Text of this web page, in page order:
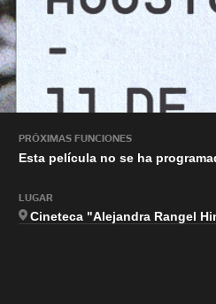
PRÓXIMAS FUNCIONES
Esta película no se ha
LUGAR
Cineteca "Alejandra Rangel